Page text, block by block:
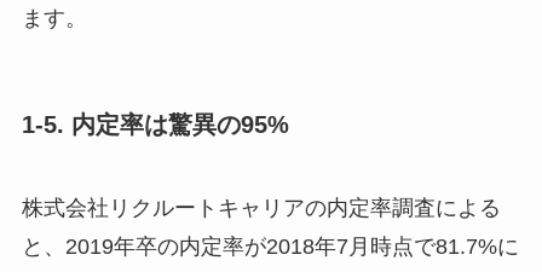
ます。
1-5. 内定率は驚異の95%
株式会社リクルートキャリアの内定率調査による
と、2019年卒の内定率が2018年7月時点で81.7%に